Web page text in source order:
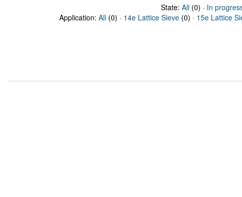
State: All(0) · In
Application: All (0) · 14e Lattice Sieve (0) · 15e Lattice